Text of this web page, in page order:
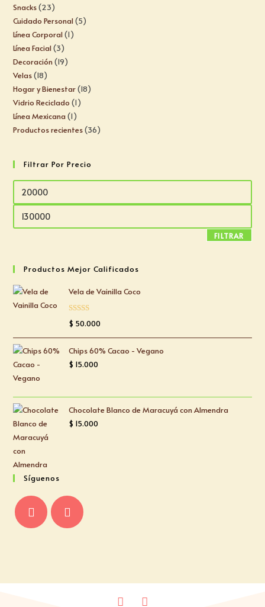
Snacks 23
Cuidado Personal 5
Línea Corporal 1
Línea Facial 3
Decoración 19
Velas 18
Hogar y Bienestar 18
Vidrio Reciclado 1
Línea Mexicana 1
Productos recientes 36
Filtrar Por Precio
FILTRAR
Productos Mejor Calificados
Vela de Vainilla Coco
Valorado
$ 50.000
Chips 60% Cacao - Vegano
$ 15.000
Chocolate Blanco de Maracuyá con Almendra
$ 15.000
Síguenos